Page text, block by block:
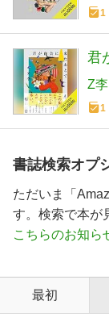
1
君
Z李
1
書誌検索オプ
ただいま「
す。検索で本が
こちらのお知ら
最初